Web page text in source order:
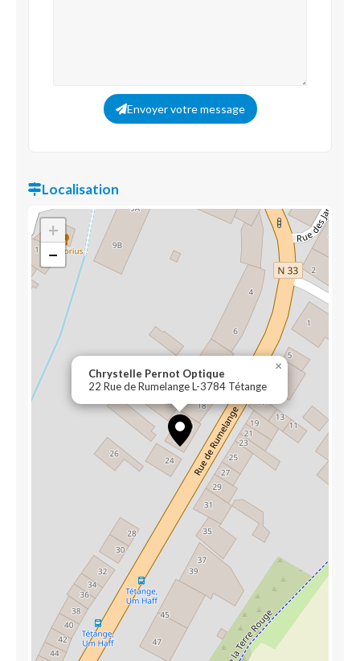
Envoyer votre message
Localisation
Chrystelle Pernot Optique
22 Rue de Rumelange L-3784 Tétange
×
+
−